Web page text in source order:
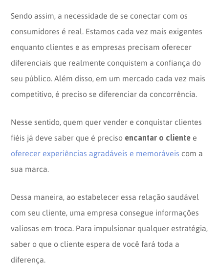
Sendo assim, a necessidade de se conectar com os
consumidores é real. Estamos cada vez mais exigentes
enquanto clientes e as empresas precisam oferecer
diferenciais que realmente conquistem a confiança do
seu público. Além disso, em um mercado cada vez mais
competitivo, é preciso se diferenciar da concorrência.
Nesse sentido, quem quer vender e conquistar clientes
fiéis já deve saber que é preciso encantar o cliente e
oferecer experiências agradáveis e memoráveis com a
sua marca.
Dessa maneira, ao estabelecer essa relação saudável
com seu cliente, uma empresa consegue informações
valiosas em troca. Para impulsionar qualquer estratégia,
saber o que o cliente espera de você fará toda a
diferença.